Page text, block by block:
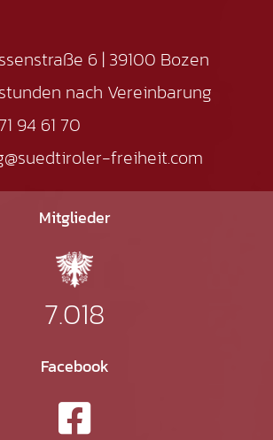
6 | 39100 Bozen
nach Vereinbarung
94 61 70
freiheit.com
Mitglieder
7.018
Facebook